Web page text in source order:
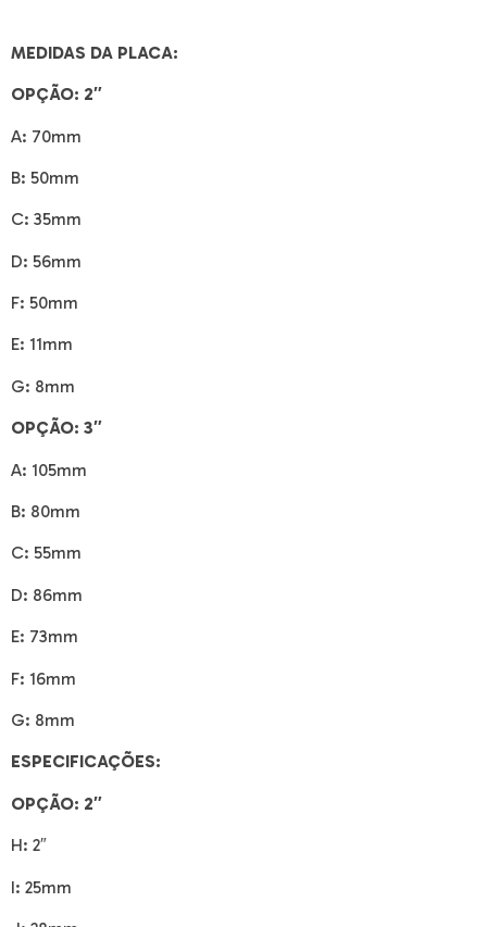
MEDIDAS DA PLACA:
OPÇÃO: 2″
A: 70mm
B: 50mm
C: 35mm
D: 56mm
F: 50mm
E: 11mm
G: 8mm
OPÇÃO: 3″
A: 105mm
B: 80mm
C: 55mm
D: 86mm
E: 73mm
F: 16mm
G: 8mm
ESPECIFICAÇÕES:
OPÇÃO: 2″
H: 2″
I: 25mm